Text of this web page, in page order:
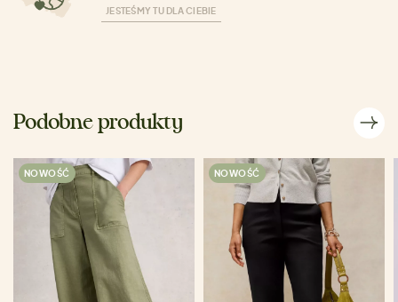
JESTEŚMY TU DLA CIEBIE
Podobne produkty
NOWOŚĆ NOWOŚĆ